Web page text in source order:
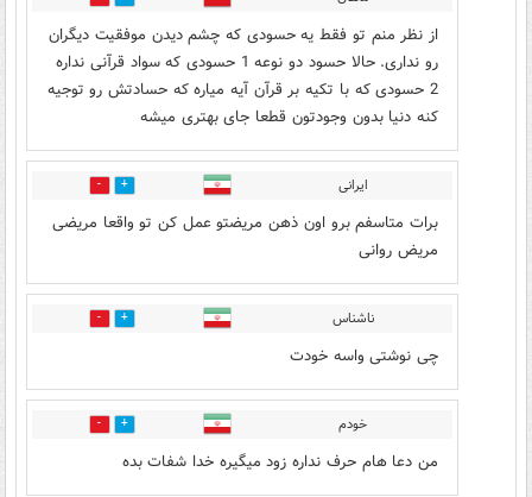
از نظر منم تو فقط یه حسودی که چشم دیدن موفقیت دیگران
رو نداری. حالا حسود دو نوعه 1 حسودی که سواد قرآنی نداره
2 حسودی که با تکیه بر قرآن آیه میاره که حسادتش رو توجیه
کنه دنیا بدون وجودتون قطعا جای بهتری میشه
ایرانی 0
برات متاسفم برو اون ذهن مریضتو عمل کن تو واقعا مریضی
مریض روانی
ناشناس 0
چی نوشتی واسه خودت
خودم 0
من دعا هام حرف نداره زود میگیره خدا شفات بده